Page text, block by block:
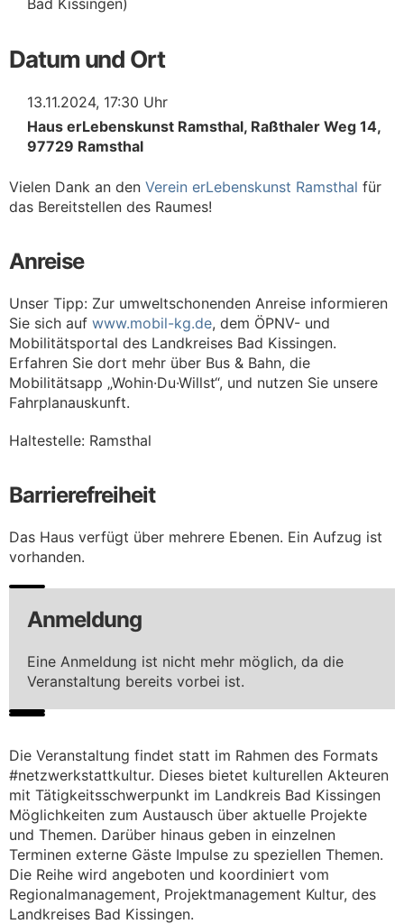
Bad Kissingen)
Datum und Ort
13.11.2024, 17:30 Uhr
Haus erLebenskunst Ramsthal, Raßthaler Weg 14,
97729 Ramsthal
Vielen Dank an den Verein erLebenskunst Ramsthal für
das Bereitstellen des Raumes!
Anreise
Unser Tipp: Zur umweltschonenden Anreise informieren
Sie sich auf www.mobil-kg.de, dem ÖPNV- und
Mobilitätsportal des Landkreises Bad Kissingen.
Erfahren Sie dort mehr über Bus & Bahn, die
Mobilitätsapp „Wohin·Du·Willst“, und nutzen Sie unsere
Fahrplanauskunft.
Haltestelle: Ramsthal
Barrierefreiheit
Das Haus verfügt über mehrere Ebenen. Ein Aufzug ist
vorhanden.
Anmeldung
Eine Anmeldung ist nicht mehr möglich, da die
Veranstaltung bereits vorbei ist.
Die Veranstaltung findet statt im Rahmen des Formats
#netzwerkstattkultur. Dieses bietet kulturellen Akteuren
mit Tätigkeitsschwerpunkt im Landkreis Bad Kissingen
Möglichkeiten zum Austausch über aktuelle Projekte
und Themen. Darüber hinaus geben in einzelnen
Terminen externe Gäste Impulse zu speziellen Themen.
Die Reihe wird angeboten und koordiniert vom
Regionalmanagement, Projektmanagement Kultur, des
Landkreises Bad Kissingen.